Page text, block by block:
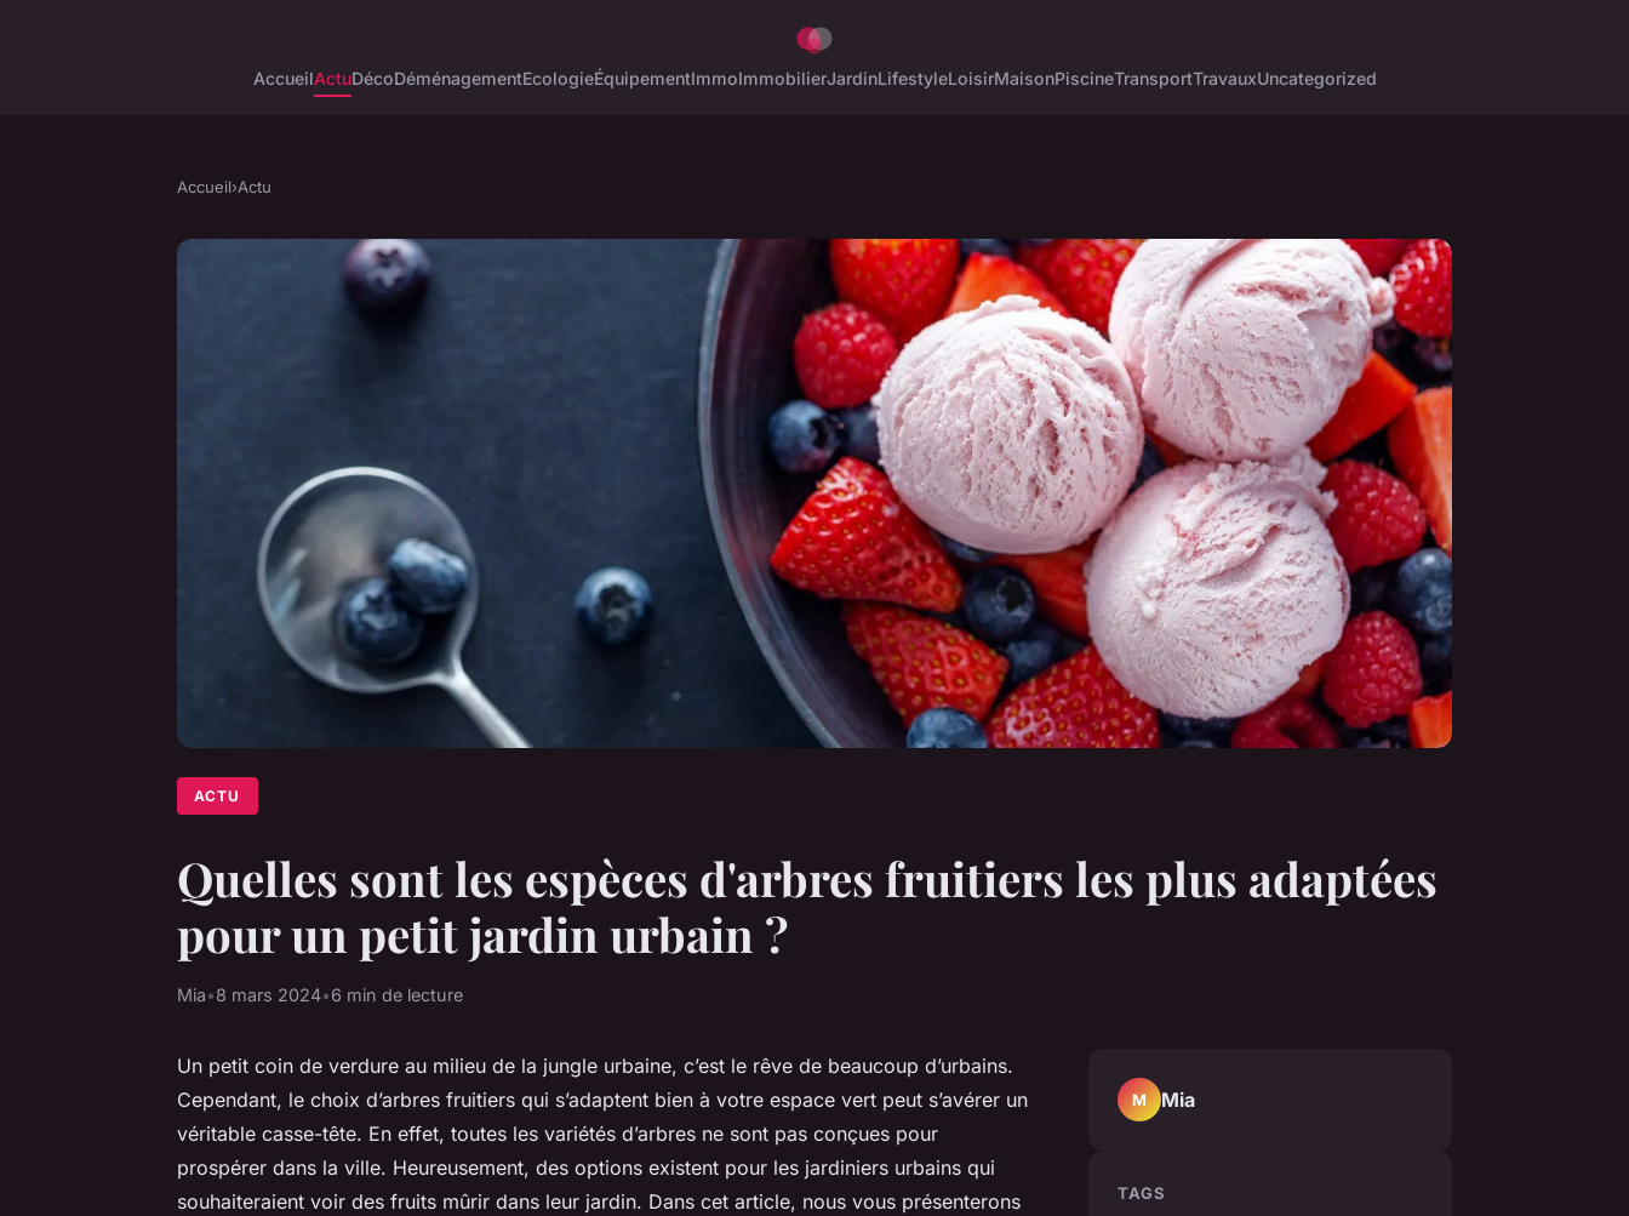
AccueilActuDécoDéménagementEcologieÉquipementImmoImmobilierJardinLifestyleLoisirMaisonPiscineTransportTravauxUncategorized
Accueil›Actu
ACTU
Quelles sont les espèces d'arbres fruitiers les plus adaptées
pour un petit jardin urbain ?
Mia•8 mars 2024•6 min de lecture
Un petit coin de verdure au milieu de la jungle urbaine, c’est le rêve de beaucoup d’urbains.
Cependant, le choix d’arbres fruitiers qui s’adaptent bien à votre espace vert peut s’avérer un
véritable casse-tête. En effet, toutes les variétés d’arbres ne sont pas conçues pour
prospérer dans la ville. Heureusement, des options existent pour les jardiniers urbains qui
souhaiteraient voir des fruits mûrir dans leur jardin. Dans cet article, nous vous présenterons
M Mia
TAGS